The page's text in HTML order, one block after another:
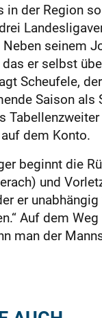
in der Region
seinem
er selbst
Scheufele,
Saison als
dem Konto.
beginnt die
und
er
Auf dem
man der